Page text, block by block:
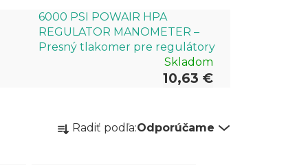
6000 PSI POWAIR HPA
REGULATOR MANOMETER –
Presný tlakomer pre regulátory
Skladom
10,63 €
R
a
Radiť podľa:Odporúčame